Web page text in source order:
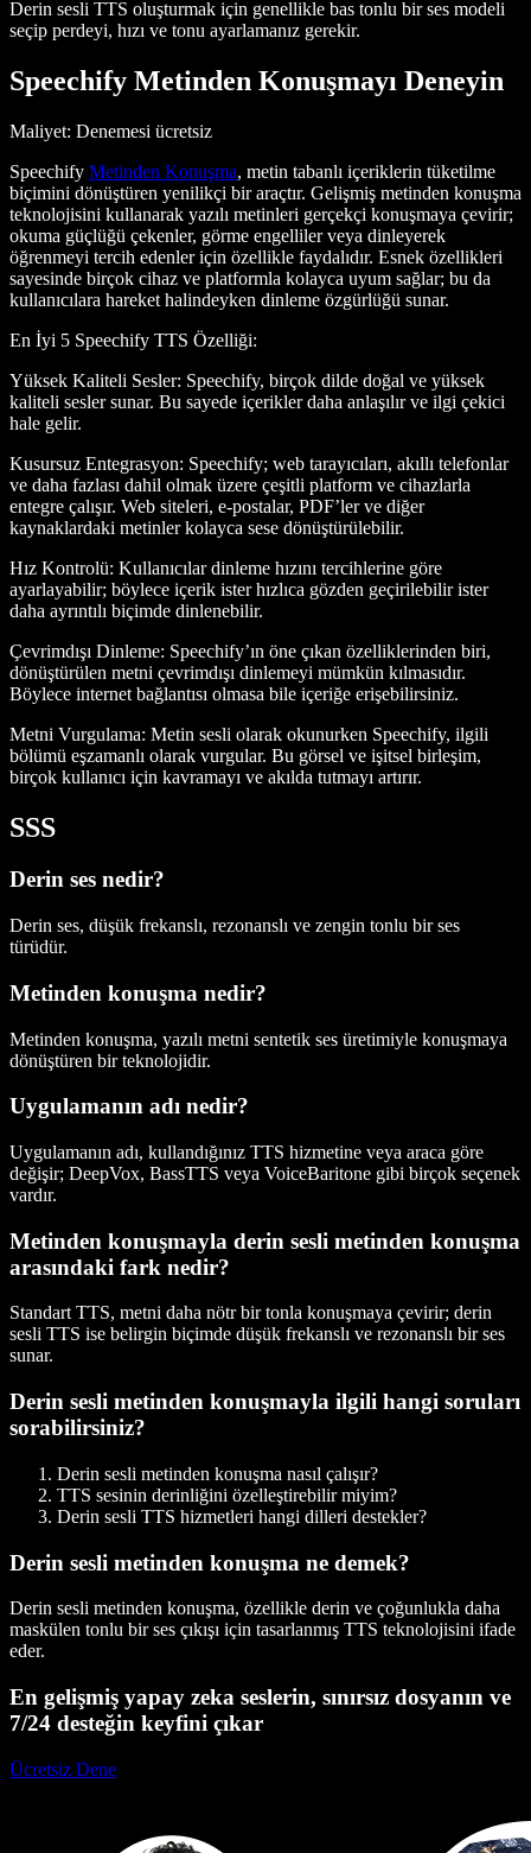
Derin sesli TTS oluşturmak için genellikle bas tonlu bir ses modeli
seçip perdeyi, hızı ve tonu ayarlamanız gerekir.
Speechify Metinden Konuşmayı Deneyin
Maliyet: Denemesi ücretsiz
Speechify Metinden Konuşma, metin tabanlı içeriklerin tüketilme
biçimini dönüştüren yenilikçi bir araçtır. Gelişmiş metinden konuşma
teknolojisini kullanarak yazılı metinleri gerçekçi konuşmaya çevirir;
okuma güçlüğü çekenler, görme engelliler veya dinleyerek
öğrenmeyi tercih edenler için özellikle faydalıdır. Esnek özellikleri
sayesinde birçok cihaz ve platformla kolayca uyum sağlar; bu da
kullanıcılara hareket halindeyken dinleme özgürlüğü sunar.
En İyi 5 Speechify TTS Özelliği:
Yüksek Kaliteli Sesler: Speechify, birçok dilde doğal ve yüksek
kaliteli sesler sunar. Bu sayede içerikler daha anlaşılır ve ilgi çekici
hale gelir.
Kusursuz Entegrasyon: Speechify; web tarayıcıları, akıllı telefonlar
ve daha fazlası dahil olmak üzere çeşitli platform ve cihazlarla
entegre çalışır. Web siteleri, e-postalar, PDF’ler ve diğer
kaynaklardaki metinler kolayca sese dönüştürülebilir.
Hız Kontrolü: Kullanıcılar dinleme hızını tercihlerine göre
ayarlayabilir; böylece içerik ister hızlıca gözden geçirilebilir ister
daha ayrıntılı biçimde dinlenebilir.
Çevrimdışı Dinleme: Speechify’ın öne çıkan özelliklerinden biri,
dönüştürülen metni çevrimdışı dinlemeyi mümkün kılmasıdır.
Böylece internet bağlantısı olmasa bile içeriğe erişebilirsiniz.
Metni Vurgulama: Metin sesli olarak okunurken Speechify, ilgili
bölümü eşzamanlı olarak vurgular. Bu görsel ve işitsel birleşim,
birçok kullanıcı için kavramayı ve akılda tutmayı artırır.
SSS
Derin ses nedir?
Derin ses, düşük frekanslı, rezonanslı ve zengin tonlu bir ses
türüdür.
Metinden konuşma nedir?
Metinden konuşma, yazılı metni sentetik ses üretimiyle konuşmaya
dönüştüren bir teknolojidir.
Uygulamanın adı nedir?
Uygulamanın adı, kullandığınız TTS hizmetine veya araca göre
değişir; DeepVox, BassTTS veya VoiceBaritone gibi birçok seçenek
vardır.
Metinden konuşmayla derin sesli metinden konuşma
arasındaki fark nedir?
Standart TTS, metni daha nötr bir tonla konuşmaya çevirir; derin
sesli TTS ise belirgin biçimde düşük frekanslı ve rezonanslı bir ses
sunar.
Derin sesli metinden konuşmayla ilgili hangi soruları
sorabilirsiniz?
Derin sesli metinden konuşma nasıl çalışır?
TTS sesinin derinliğini özelleştirebilir miyim?
Derin sesli TTS hizmetleri hangi dilleri destekler?
Derin sesli metinden konuşma ne demek?
Derin sesli metinden konuşma, özellikle derin ve çoğunlukla daha
maskülen tonlu bir ses çıkışı için tasarlanmış TTS teknolojisini ifade
eder.
En gelişmiş yapay zeka seslerin, sınırsız dosyanın ve
7/24 desteğin keyfini çıkar
Ücretsiz Dene